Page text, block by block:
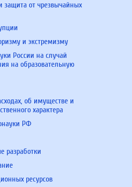
защита от чрезвычайных
и экстремизму
России на случай
на образовательную
об имуществе и
характера
РФ
разработки
ресурсов